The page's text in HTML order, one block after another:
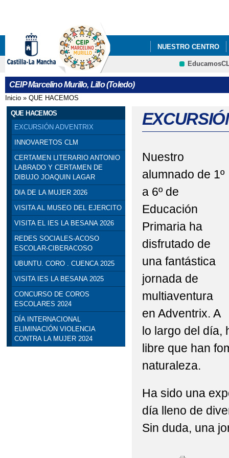
NUESTRO CENTRO
INNOVARETOS CLM
CEIP Marcelino Murillo, Lillo (Toledo)
Se encuentra usted aquí
Inicio » QUE HACEMOS
QUE HACEMOS
EXCURSIÓN ADVENTRIX
INNOVARETOS CLM
CERTAMEN LITERARIO ANTONIO
LABRADO Y CERTAMEN DE
DIBUJO JOAQUIN LAGAR
DIA DE LA MUJER 2026
VISITA AL MUSEO DEL EJERCITO
VISITA EL IES LA BESANA 2026
REDES SOCIALES-ACOSO
ESCOLAR-CIBERACOSO
UBUNTU. CORO . CUENCA 2025
VISITA IES LA BESANA 2025
CONCURSO DE COROS
ESCOLARES 2024
DÍA INTERNACIONAL
ELIMINACIÓN VIOLENCIA
CONTRA LA MUJER 2024
Nuestro
alumnado de 1º
a 6º de
Educación
Primaria ha
disfrutado de
una fantástica
jornada de
multiaventura
en Adventrix. A
lo largo del día,
libre que han
naturaleza.
Ha sido una
día lleno de
Sin duda, una